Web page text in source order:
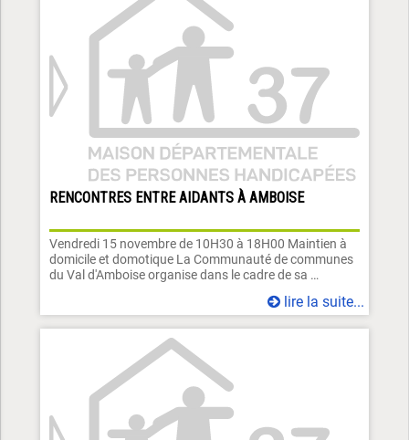
RENCONTRES ENTRE AIDANTS À AMBOISE
Vendredi 15 novembre de 10H30 à 18H00 Maintien à
domicile et domotique La Communauté de communes
du Val d'Amboise organise dans le cadre de sa …
lire la suite...